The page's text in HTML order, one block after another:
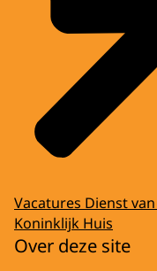
Vacatures Dienst
Koninklijk Huis
Over deze site